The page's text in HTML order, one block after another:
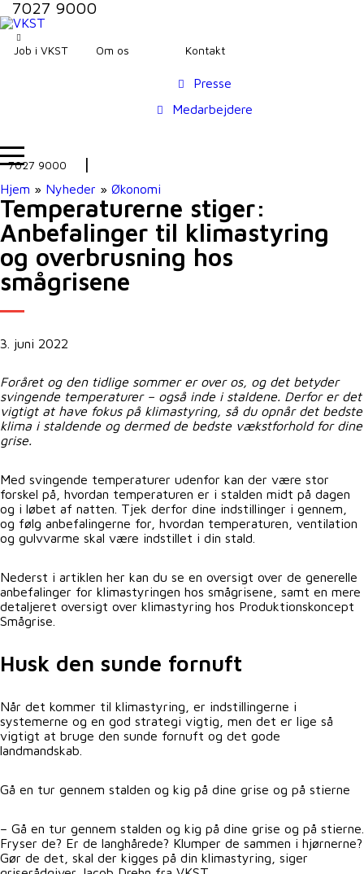
7027 9000
Job i VKST Om os Kontakt
Presse
Medarbejdere
7027 9000
Hjem » Nyheder » Økonomi
Temperaturerne stiger:
Anbefalinger til klimastyring
og overbrusning hos
smågrisene
3. juni 2022
Foråret og den tidlige sommer er over os, og det betyder
svingende temperaturer – også inde i staldene. Derfor er det
vigtigt at have fokus på klimastyring, så du opnår det bedste
klima i staldende og dermed de bedste vækstforhold for dine
grise.
Med svingende temperaturer udenfor kan der være stor
forskel på, hvordan temperaturen er i stalden midt på dagen
og i løbet af natten. Tjek derfor dine indstillinger i gennem,
og følg anbefalingerne for, hvordan temperaturen, ventilation
og gulvvarme skal være indstillet i din stald.
Nederst i artiklen her kan du se en oversigt over de generelle
anbefalinger for klimastyringen hos smågrisene, samt en mere
detaljeret oversigt over klimastyring hos Produktionskoncept
Smågrise.
Husk den sunde fornuft
Når det kommer til klimastyring, er indstillingerne i
systemerne og en god strategi vigtig, men det er lige så
vigtigt at bruge den sunde fornuft og det gode
landmandskab.
Gå en tur gennem stalden og kig på dine grise og på stierne
– Gå en tur gennem stalden og kig på dine grise og på stierne.
Fryser de? Er de langhårede? Klumper de sammen i hjørnerne?
Gør de det, skal der kigges på din klimastyring, siger